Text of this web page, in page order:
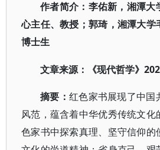
作者简介：李佑新，湘潭大
心主任、教授；郭琦，湘潭大学
博士生
文章来源：《现代哲学》
摘要： 红色家书展现了中国
风范，蕴含着中华优秀传统文化
色家书中探索真理、坚守信仰的